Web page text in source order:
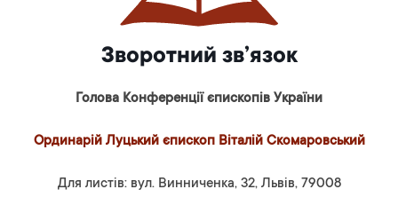
Зворотний зв’язок
Голова Конференції єпископів України
Ординарій Луцький єпископ Віталій Скомаровський
Для листів: вул. Винниченка, 32, Львів, 79008